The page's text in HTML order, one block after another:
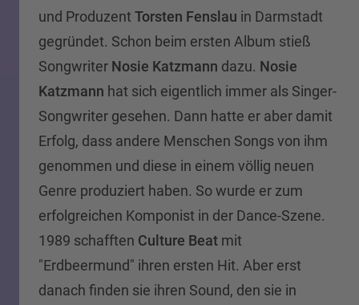
und Produzent Torsten Fenslau in Darmstadt
gegründet. Schon beim ersten Album stieß
Songwriter Nosie Katzmann dazu. Nosie
Katzmann hat sich eigentlich immer als Singer-
Songwriter gesehen. Dann hatte er aber damit
Erfolg, dass andere Menschen Songs von ihm
genommen und diese in einem völlig neuen
Genre produziert haben. So wurde er zum
erfolgreichen Komponist in der Dance-Szene.
1989 schafften Culture Beat mit
"Erdbeermund" ihren ersten Hit. Aber erst
danach finden sie ihren Sound, den sie in